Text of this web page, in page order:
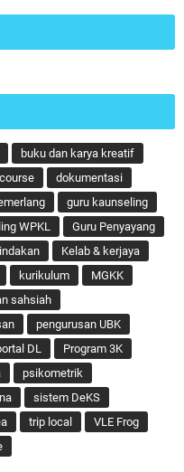
buku dan karya kreatif
course
dokumentasi
guru kaunseling
WPKL
Guru Penyayang
Kelab & kerjaya
kurikulum
MGKK
sahsiah
pengurusan UBK
DL
Program 3K
psikometrik
sistem DeKS
trip local
VLE Frog